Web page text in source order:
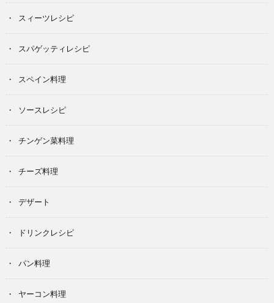
スィーツレシピ
スパゲッティレシピ
スペイン料理
ソースレシピ
チンゲン菜料理
チーズ料理
デザート
ドリンクレシピ
パン料理
ヤーコン料理